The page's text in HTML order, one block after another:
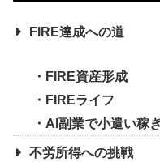
FIRE達成への道
FIRE資産形成
FIREライフ
AI副業で小遣い稼
不労所得への挑戦